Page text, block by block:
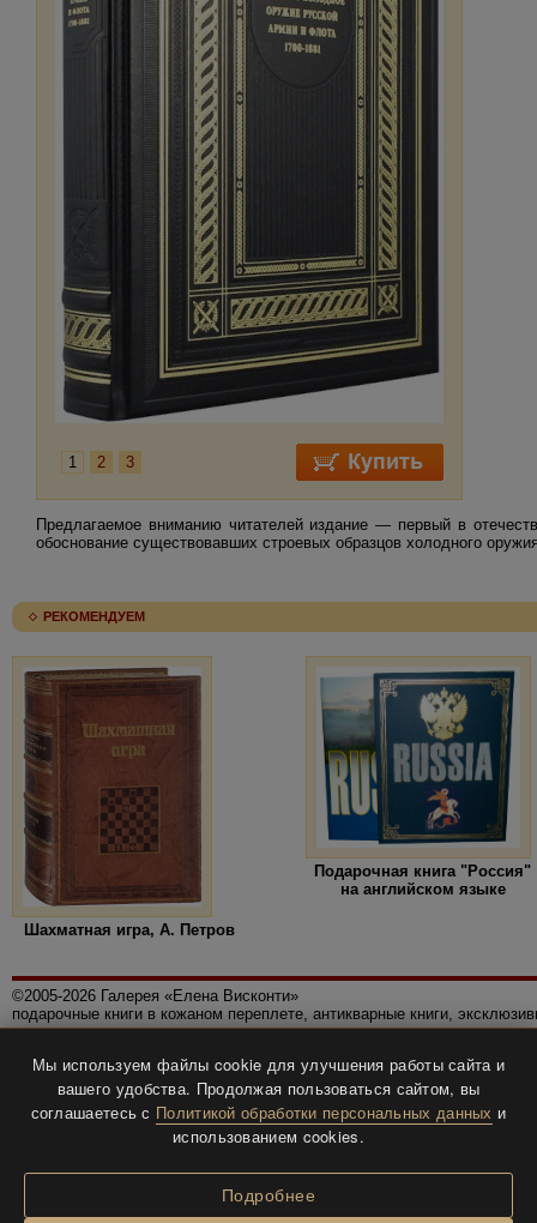
1 2 3
Предлагаемое вниманию читателей издание — первый в
обоснование существовавших строевых образцов холодного
РЕКОМЕНДУЕМ
Шахматная игра, А. Петров
Подарочная книга "Россия"
на английском языке
©2005-2026 Галерея «Елена Висконти»
подарочные книги в кожаном переплете, антикварные книги,
Политика конфиденциальности
Все права защищены.
Разработка и дизайнBTV-info.
Мы используем файлы cookie для улучшения работы сайта и
вашего удобства. Продолжая пользоваться сайтом, вы
соглашаетесь с Политикой обработки персональных данных и
использованием cookies.
Подробнее